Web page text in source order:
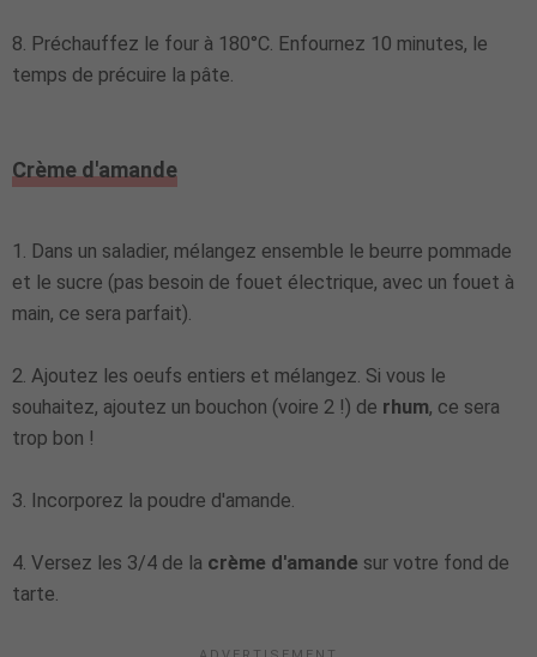
8. Préchauffez le four à 180°C. Enfournez 10 minutes, le
temps de précuire la pâte.
Crème d'amande
1. Dans un saladier, mélangez ensemble le beurre pommade
et le sucre (pas besoin de fouet électrique, avec un fouet à
main, ce sera parfait).
2. Ajoutez les oeufs entiers et mélangez. Si vous le
souhaitez, ajoutez un bouchon (voire 2 !) de rhum, ce sera
trop bon !
3. Incorporez la poudre d'amande.
4. Versez les 3/4 de la crème d'amande sur votre fond de
tarte.